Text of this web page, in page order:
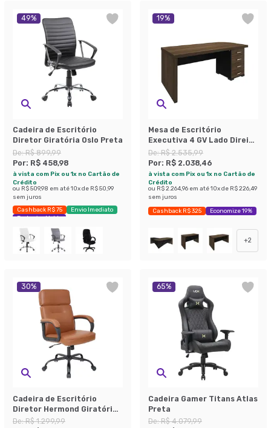
49%
Cadeira de Escritório
Diretor Giratória Oslo Preta
De:R$ 899,99
Por: R$ 458,98
à vista com Pix ou 1x no Cartão de
Crédito
ou R$ 509,98 em até10x de R$ 50,99
sem juros
Cashback R$ 75
Envio Imediato
Exclusivo Mobly
19%
Mesa de Escritório
Executiva 4 GV Lado Direito
Marrom e Preta
De:R$ 2.535,99
Por: R$ 2.038,46
à vista com Pix ou 1x no Cartão de
Crédito
ou R$ 2.264,96 em até10x de R$ 226,49
sem juros
Cashback R$ 325 Economize 19%
+2
30%
Cadeira de Escritório
Diretor Hermond Giratória
Marrom
De:R$ 1.299,99
65%
Cadeira Gamer Titans Atlas
Preta
De:R$ 4.079,99